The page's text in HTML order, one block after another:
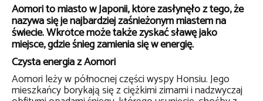
Aomori to miasto w Japonii, które zasłynęło z tego, że
nazywa się je najbardziej zaśnieżonym miastem na
świecie. Wkrótce może także zyskać sławę jako
miejsce, gdzie śnieg zamienia się w energię.
Czysta energia z Aomori
Aomori leży w północnej części wyspy Honsiu. Jego
mieszkańcy borykają się z ciężkimi zimami i nadzwyczaj